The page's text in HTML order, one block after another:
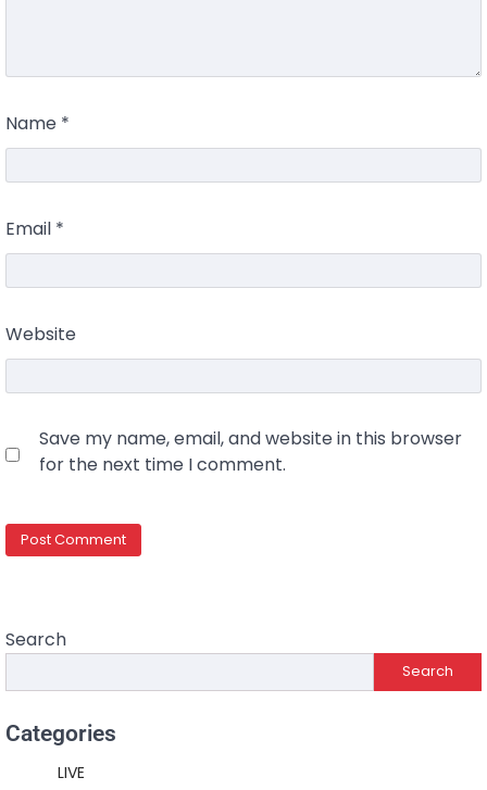
Name *
Email *
Website
Save my name, email, and website in this browser
for the next time I comment.
Search
Search
Categories
LIVE